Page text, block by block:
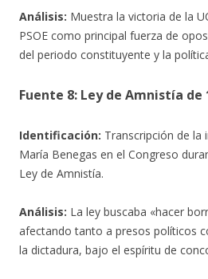
Análisis: Muestra la victoria de la
PSOE como principal fuerza de
del periodo constituyente y la
Fuente 8: Ley de Amnistía de
Identificación: Transcripción de la
María Benegas en el Congreso
Ley de Amnistía.
Análisis: La ley buscaba «hacer
afectando tanto a presos políticos
la dictadura, bajo el espíritu de